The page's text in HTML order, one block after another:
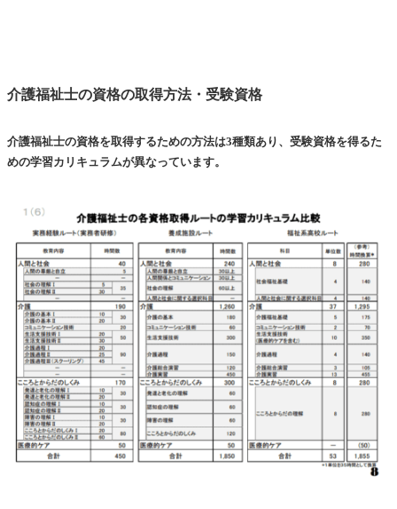
介護福祉士の資格の取得方法・受験資格
介護福祉士の資格を取得するための方法は3種類あり、受験資格を得るた
めの学習カリキュラムが異なっています。